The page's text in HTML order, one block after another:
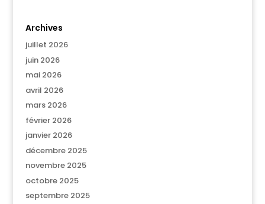
Archives
juillet 2026
juin 2026
mai 2026
avril 2026
mars 2026
février 2026
janvier 2026
décembre 2025
novembre 2025
octobre 2025
septembre 2025